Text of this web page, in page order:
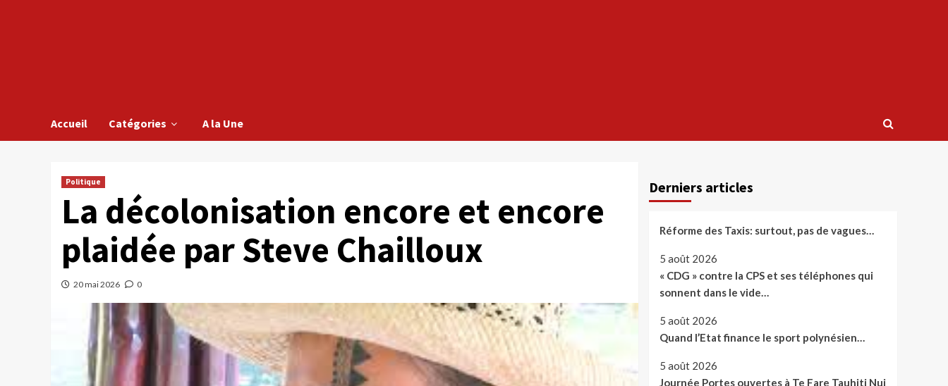
Accueil Catégories A la Une
Politique
La décolonisation encore et encore
plaidée par Steve Chailloux
20 mai 2026 0
Derniers articles
Réforme des Taxis: surtout, pas de vagues…
5 août 2026
« CDG » contre la CPS et ses téléphones qui
sonnent dans le vide…
5 août 2026
Quand l’Etat finance le sport polynésien…
5 août 2026
Journée Portes ouvertes à Te Fare Tauhiti Nui